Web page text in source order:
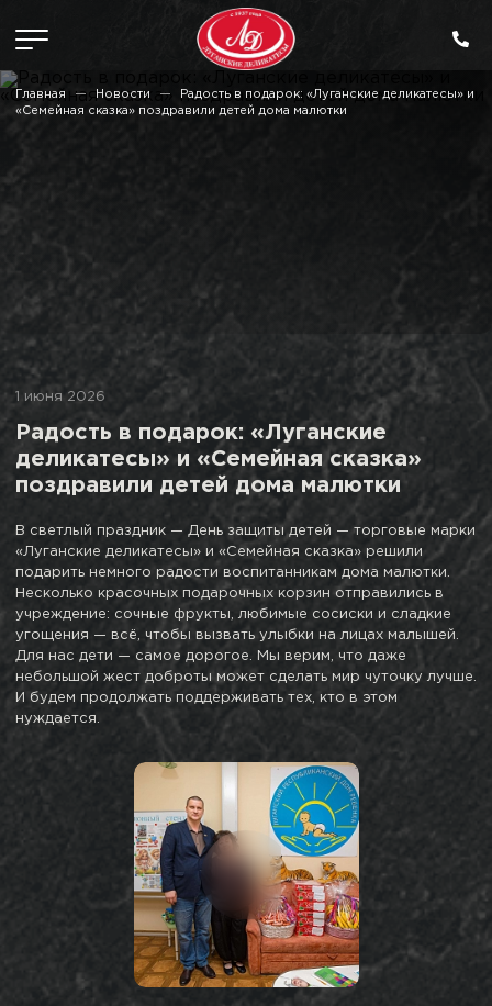
Главная Новости
Радость в подарок: «Луганские деликатесы» и
«Семейная сказка» поздравили детей дома малютки
1 июня 2026
Радость в подарок: «Луганские
деликатесы» и «Семейная сказка»
поздравили детей дома малютки
В светлый праздник — День защиты детей — торговые марки
«Луганские деликатесы» и «Семейная сказка» решили
подарить немного радости воспитанникам дома малютки.
Несколько красочных подарочных корзин отправились в
учреждение: сочные фрукты, любимые сосиски и сладкие
угощения — всё, чтобы вызвать улыбки на лицах малышей.
Для нас дети — самое дорогое. Мы верим, что даже
небольшой жест доброты может сделать мир чуточку лучше.
И будем продолжать поддерживать тех, кто в этом
нуждается.